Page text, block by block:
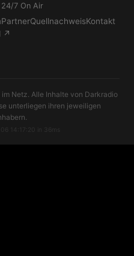
24/7 On Air
PartnerQuellnachweisKontakt
↗
Netz. Alle Inhalte von Darkradio
unterliegen ihren jeweiligen
14:17:20 in 36ms